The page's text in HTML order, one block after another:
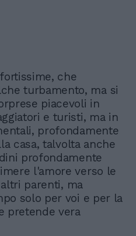
che
turbamento, ma si
piacevoli in
e turisti, ma in
profondamente
casa, talvolta anche
profondamente
l'amore verso le
parenti, ma
solo per voi e per la
pretende vera